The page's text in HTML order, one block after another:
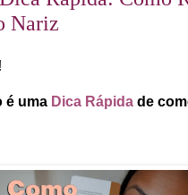
Nariz
é uma Dica Rápida de